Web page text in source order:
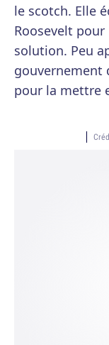
le scotch. Elle
Roosevelt
solution. Peu
gouvernement
pour la mettre